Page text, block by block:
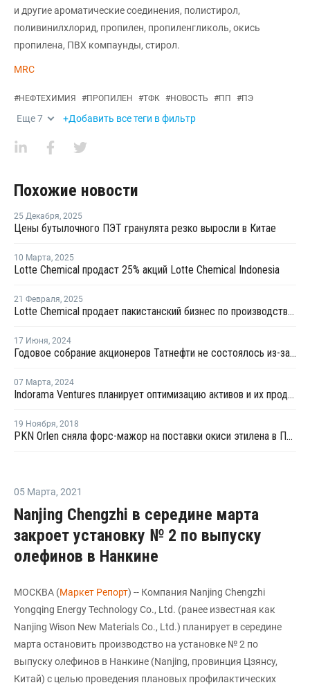
и другие ароматические соединения, полистирол,
поливинилхлорид, пропилен, пропиленгликоль, окись
пропилена, ПВХ компаунды, стирол.
MRC
#НЕФТЕХИМИЯ #ПРОПИЛЕН #ТФК #НОВОСТЬ #ПП #ПЭ
Еще7 +Добавить все теги в фильтр
Похожие новости
25 Декабря, 2025
Цены бутылочного ПЭТ гранулята резко выросли в Китае
10 Марта, 2025
Lotte Chemical продаст 25% акций Lotte Chemical Indonesia
21 Февраля, 2025
Lotte Chemical продает пакистанский бизнес по производству ТФК
17 Июня, 2024
Годовое собрание акционеров Татнефти не состоялось из-за отсутствия кворума
07 Марта, 2024
Indorama Ventures планирует оптимизацию активов и их продажу в рамках новой стратегии
19 Ноября, 2018
PKN Orlen сняла форс-мажор на поставки окиси этилена в Плоцке
05 Марта, 2021
Nanjing Chengzhi в середине марта
закроет установку № 2 по выпуску
олефинов в Нанкине
МОСКВА (Маркет Репорт) -- Компания Nanjing Chengzhi
Yongqing Energy Technology Co., Ltd. (ранее известная как
Nanjing Wison New Materials Co., Ltd.) планирует в середине
марта остановить производство на установке № 2 по
выпуску олефинов в Нанкине (Nanjing, провинция Цзянсу,
Китай) с целью проведения плановых профилактических